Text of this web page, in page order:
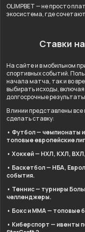
OLIMPBET — не просто
экосистема, где
Ставки
На сайте и в мобильном
спортивных событий.
начала матча, так и во
выбирать исходы,
долгосрочные
В линии представлены
сделать ставку:
• Футбол — чемпионаты
топовые европейские
• Хоккей — НХЛ, КХЛ,
• Баскетбол — НБА,
события.
• Теннис — турниры
челленджеры.
• Бокс и ММА — топовые
• Киберспорт — ивенты